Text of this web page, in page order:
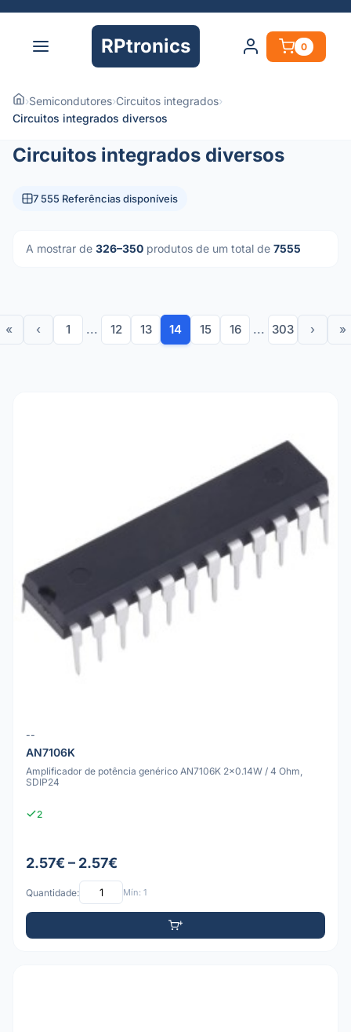
RPtronics 0
›Semicondutores›Circuitos integrados›
Circuitos integrados diversos
Circuitos integrados diversos
7 555 Referências disponíveis
A mostrar de 326–350 produtos de um total de 7555
« ‹ 1 ... 12 13 14 15 16 ... 303 › »
--
AN7106K
Amplificador de potência genérico AN7106K 2x0.14W / 4 Ohm,
SDIP24
2
2.57€ – 2.57€
Quantidade: Mín: 1